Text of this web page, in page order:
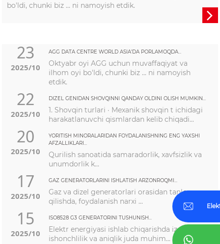
bo'ldi, chunki biz ... ni namoyish etdik.

23
2025/10
AGG DATA CENTRE WORLD ASIA’DA PORLAMOQDA...
Oktyabr oyi AGG uchun muvaffaqiyat va
ilhom oyi bo'ldi, chunki biz ... ni namoyish
etdik.
22
2025/10
DIZEL GENIDAN SHOVQINNI QANDAY OLDINI OLISH MUMKIN...
1. Shovqin turlari · Mexanik shovqin t ichidagi
harakatlanuvchi qismlardan kelib chiqadi...
20
2025/10
YORITISH MINORALARIDAN FOYDALANISHNING ENG YAXSHI
AFZALLIKLARI...
Qurilish sanoatida samaradorlik, xavfsizlik va
unumdorlik k...
17
2025/10
GAZ GENERATORLARINI ISHLATISH ARZONROQMI...
Gaz va dizel generatorlari orasidan tanlov
qilishda, foydalanish narxi ...
15
2025/10
ISO8528 G3 GENERATORINI TUSHUNISH...
Elektr energiyasi ishlab chiqarishda izchillik,
ishonchlilik va aniqlik juda muhim...